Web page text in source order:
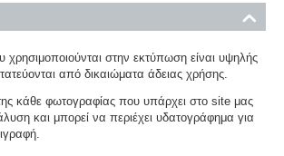
στην εκτύπωση είναι υψηλής
από δικαιώματα άδειας χρήσης.
κάθε φωτογραφίας που υπάρχει στο site μας
και μπορεί να περιέχει υδατογράφημα για